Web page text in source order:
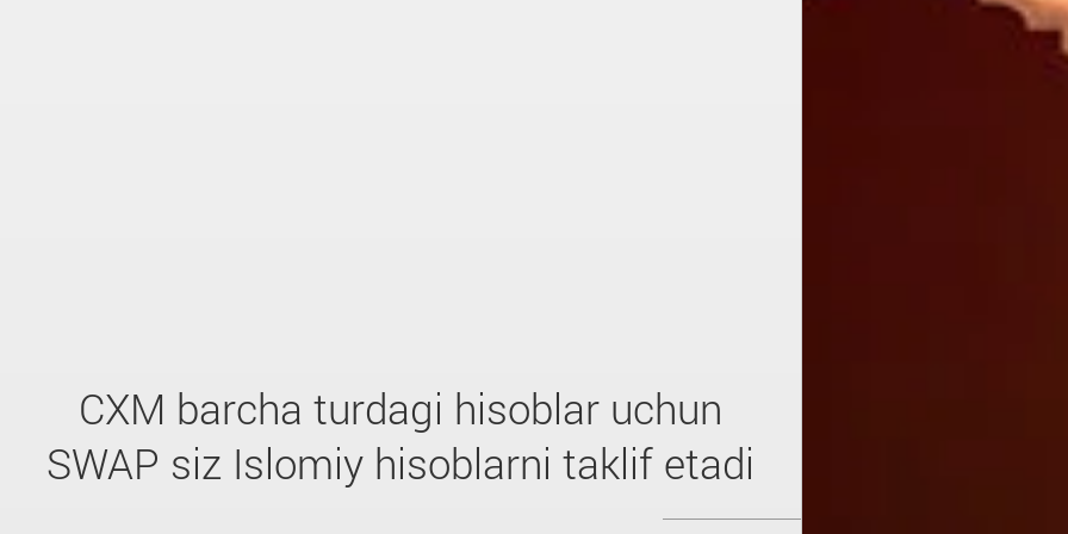
CXM barcha turdagi hisoblar uchun
SWAP siz Islomiy hisoblarni taklif etadi